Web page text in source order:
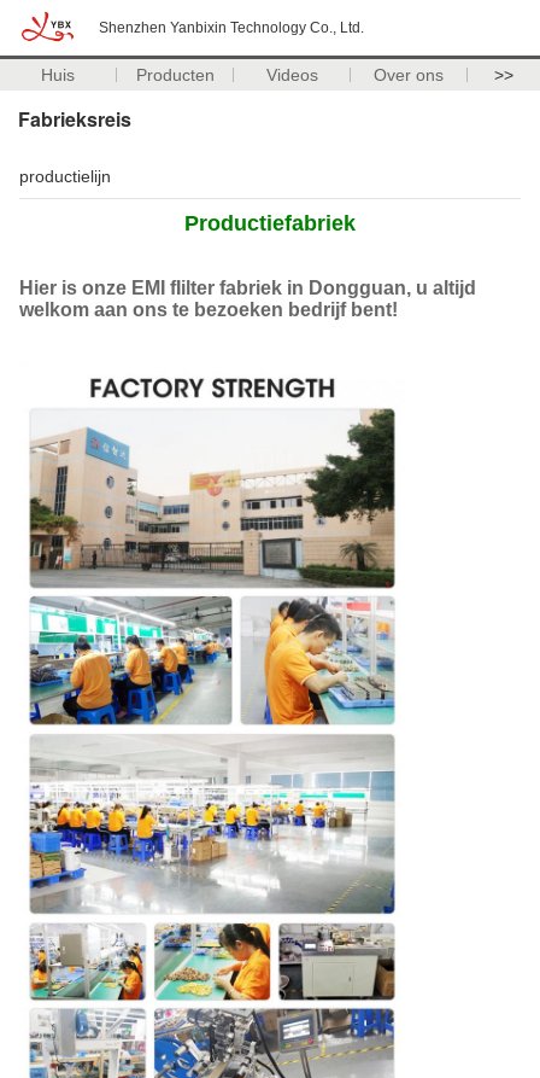
Shenzhen Yanbixin Technology Co., Ltd.
Huis Producten Videos Over ons >>
Fabrieksreis
productielijn
Productiefabriek
Hier is onze EMI fIilter fabriek in Dongguan, u altijd
welkom aan ons te bezoeken bedrijf bent!